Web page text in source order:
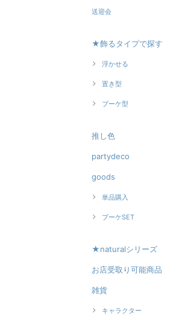
送迎会
★飾るタイプで探す
浮かせる
置き型
ブーケ型
推し色
partydeco
goods
単品購入
ブーケSET
★naturalシリーズ
お店受取り可能商品
雑貨
キャラクター